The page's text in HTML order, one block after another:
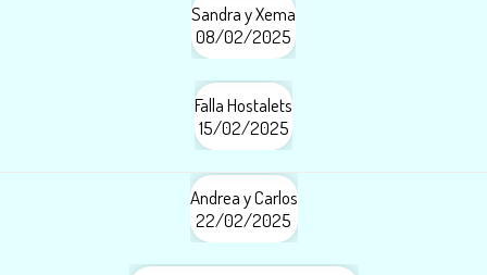
Sandra y Xema
08/02/2025
Falla Hostalets
15/02/2025
Andrea y Carlos
22/02/2025